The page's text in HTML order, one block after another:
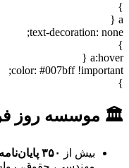
}
a {
text-decoration: none;
}
a:hover {
color: #007bff !important;
}
🏛 موسسه روز
بیش از ۳۵۰ پایان‌نامه کارشناسی ارشد